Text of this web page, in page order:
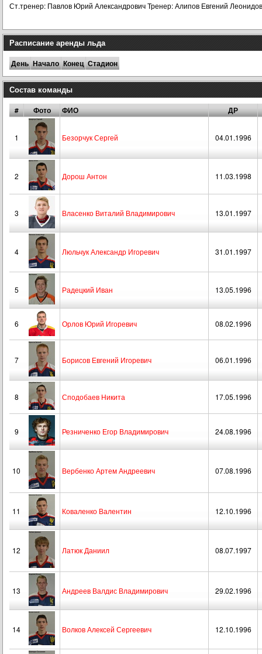
Ст.тренер: Павлов Юрий Александрович Тренер: Алипов Евгений
Расписание аренды льда
День Начало Конец Стадион
Состав команды
# Фото ФИО ДР
1 Безорчук Сергей 04.01.1996
2 Дорош Антон 11.03.1998
3 Власенко Виталий Владимирович 13.01.1997
4 Люльчук Александр Игоревич 31.01.1997
5 Радецкий Иван 13.05.1996
6 Орлов Юрий Игоревич 08.02.1996
7 Борисов Евгений Игоревич 06.01.1996
8 Сподобаев Никита 17.05.1996
9 Резниченко Егор Владимирович 24.08.1996
10 Вербенко Артем Андреевич 07.08.1996
11 Коваленко Валентин 12.10.1996
12 Латюк Даниил 08.07.1997
13 Андреев Валдис Владимирович 29.02.1996
14 Волков Алексей Сергеевич 12.10.1996